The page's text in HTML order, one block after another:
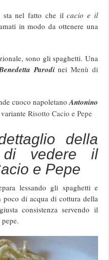
sta nel fatto che ilcacio e il
in modo da ottenere una
sono gli spaghetti. Una
ParodineiMenù di
cuoco napoletanoAntonino
varianteRisotto Cacio e Pepe
della
di vedere il
e Pepe
lessando gli spaghetti e
di acqua di cottura della
consistenza servendo il